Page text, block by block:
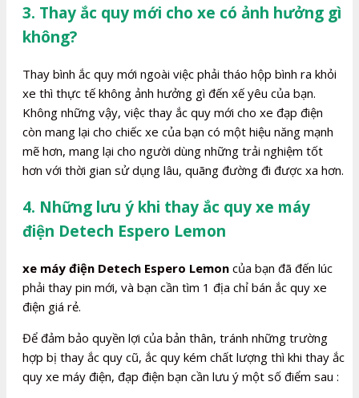
3. Thay ắc quy mới cho xe có ảnh hưởng gì
không?
Thay bình ắc quy mới ngoài việc phải tháo hộp bình ra khỏi
xe thì thực tế không ảnh hưởng gì đến xế yêu của bạn.
Không những vậy, việc thay ắc quy mới cho xe đạp điện
còn mang lại cho chiếc xe của bạn có một hiệu năng mạnh
mẽ hơn, mang lại cho người dùng những trải nghiệm tốt
hơn với thời gian sử dụng lâu, quãng đường đi được xa hơn.
4. Những lưu ý khi thay ắc quy xe máy
điện Detech Espero Lemon
xe máy điện Detech Espero Lemon của bạn đã đến lúc
phải thay pin mới, và bạn cần tìm 1 địa chỉ bán ắc quy xe
điện giá rẻ.
Để đảm bảo quyền lợi của bản thân, tránh những trường
hợp bị thay ắc quy cũ, ắc quy kém chất lượng thì khi thay ắc
quy xe máy điện, đạp điện bạn cần lưu ý một số điểm sau :